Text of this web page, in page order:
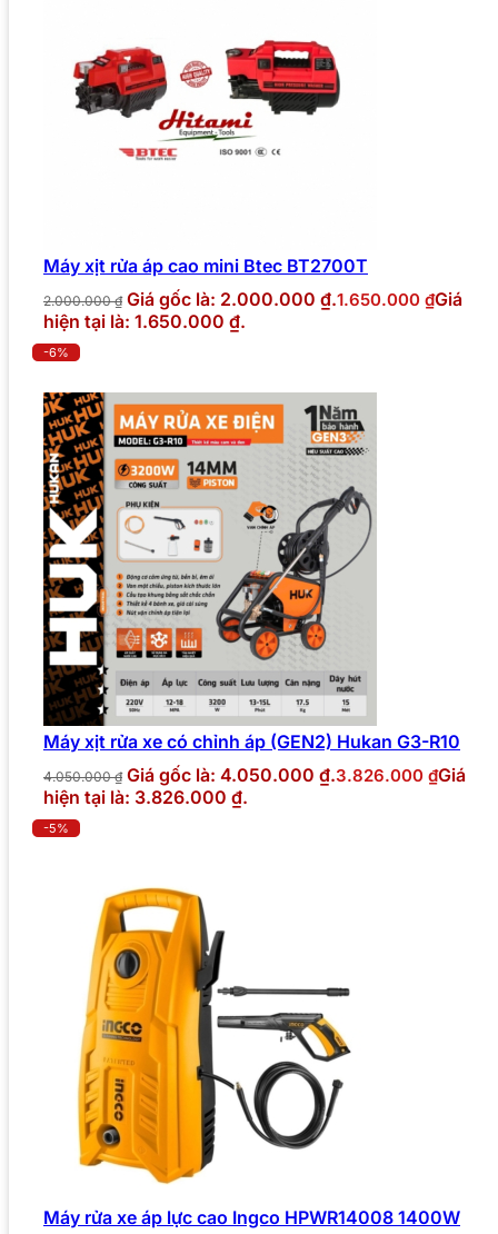
Máy xịt rửa áp cao mini Btec BT2700T
2.000.000₫ Giá gốc là: 2.000.000 ₫.1.650.000 ₫Giá
hiện tại là: 1.650.000 ₫.
-6%
Máy xịt rửa xe có chỉnh áp (GEN2) Hukan G3-R10
4.050.000₫ Giá gốc là: 4.050.000 ₫.3.826.000 ₫Giá
hiện tại là: 3.826.000 ₫.
-5%
Máy rửa xe áp lực cao Ingco HPWR14008 1400W